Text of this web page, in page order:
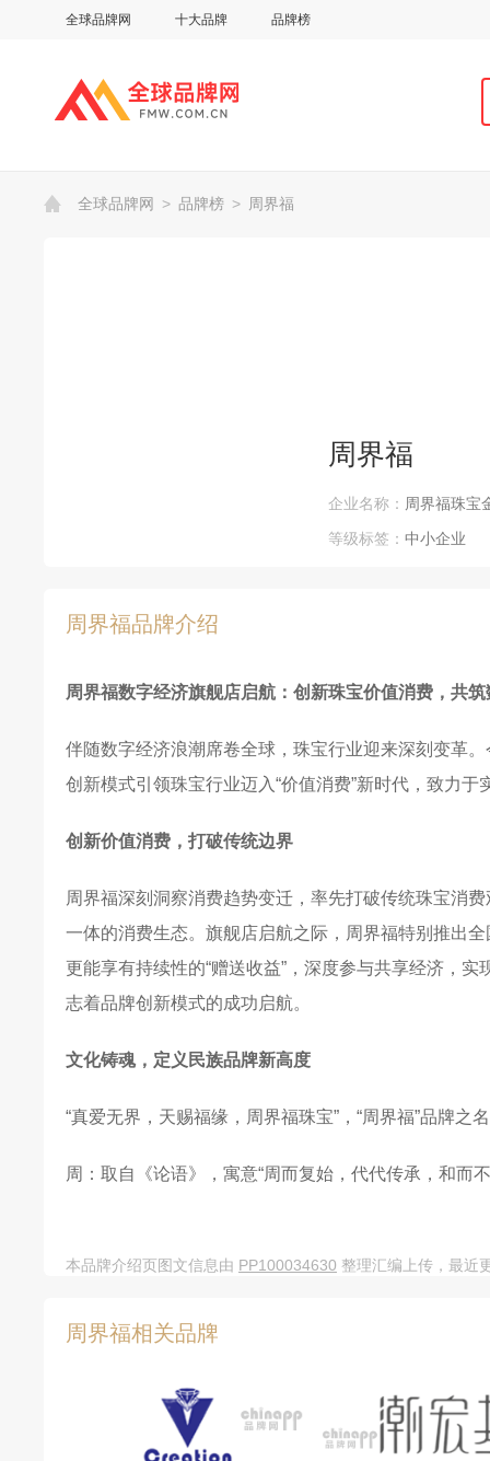
全球品牌网 十大品牌 品牌榜
全球品牌网 > 品牌榜 > 周界福
周界福
企业名称： 周界福珠宝
等级标签： 中小企业
周界福品牌介绍
周界福数字经济旗舰店启航：创新珠宝价值消费，共
伴随数字经济浪潮席卷全球，珠宝行业迎来深刻变革
创新模式引领珠宝行业迈入“价值消费”新时代，致力
创新价值消费，打破传统边界
周界福深刻洞察消费趋势变迁，率先打破传统珠宝消
一体的消费生态。旗舰店启航之际，周界福特别推出
更能享有持续性的“赠送收益”，深度参与共享经济，
志着品牌创新模式的成功启航。
文化铸魂，定义民族品牌新高度
“真爱无界，天赐福缘，周界福珠宝”，“周界福”品牌之
周：取自《论语》，寓意“周而复始，代代传承，和而
化的卓然风采。其延伸之意“眼界、世界、无界”，彰
福：源自《荀子·天论》，“师其类者谓之福”，传递向
构建生态产业链，开启珠宝行业新纪元
本品牌介绍页图文信息由 PP100034630 整理汇编上传，最
周界福相关品牌